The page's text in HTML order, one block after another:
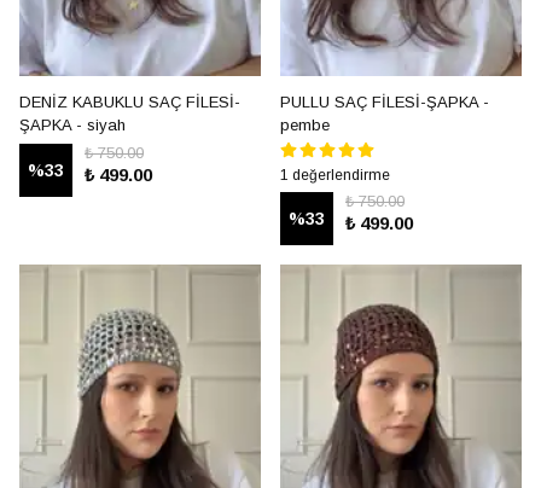
DENİZ KABUKLU SAÇ FİLESİ-
ŞAPKA - siyah
%33
₺ 750.00
₺ 499.00
PULLU SAÇ FİLESİ-ŞAPKA -
pembe
1 değerlendirme
%33
₺ 750.00
₺ 499.00